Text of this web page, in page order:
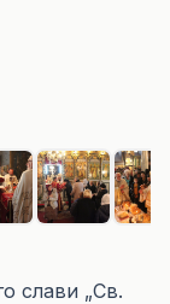
слави „Св.